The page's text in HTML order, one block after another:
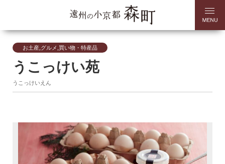
お土産,グルメ,買い物・特産品
うこっけい苑
うこっけいえん